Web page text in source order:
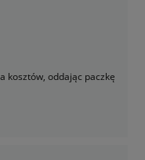
kosztów, oddając paczkę